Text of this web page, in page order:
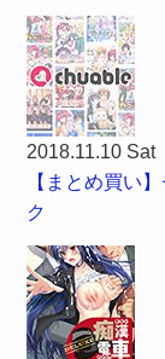
2018.11.10 Sat
【まとめ買い
ク